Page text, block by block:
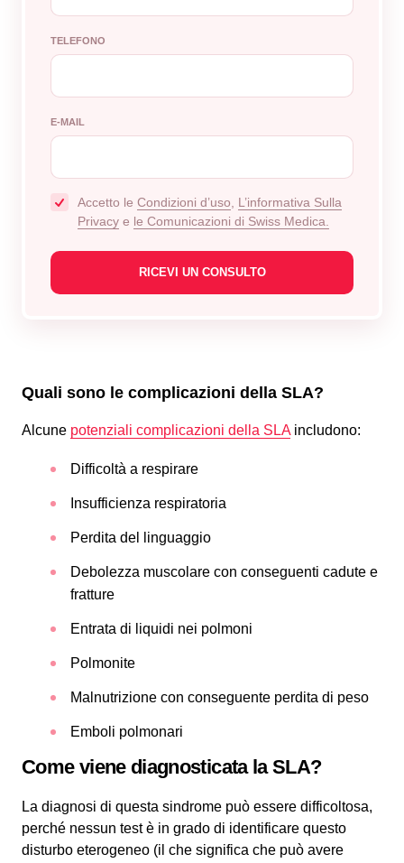
TELEFONO
E-MAIL
Accetto le Сondizioni d’uso, L’informativa Sulla
Privacy e le Comunicazioni di Swiss Medica.
Quali sono le complicazioni della SLA?
Alcune potenziali complicazioni della SLAincludono:
Difficoltà a respirare
Insufficienza respiratoria
Perdita del linguaggio
Debolezza muscolare con conseguenti cadute e
fratture
Entrata di liquidi nei polmoni
Polmonite
Malnutrizione con conseguente perdita di peso
Emboli polmonari
Come viene diagnosticata la SLA?
La diagnosi di questa sindrome può essere difficoltosa,
perché nessun test è in grado di identificare questo
disturbo eterogeneo (il che significa che può avere